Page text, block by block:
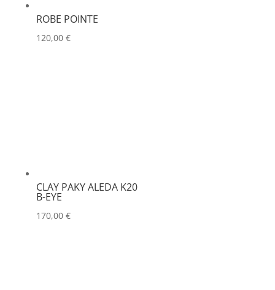
ROBE POINTE
120,00 €
CLAY PAKY ALEDA K20
B-EYE
170,00 €